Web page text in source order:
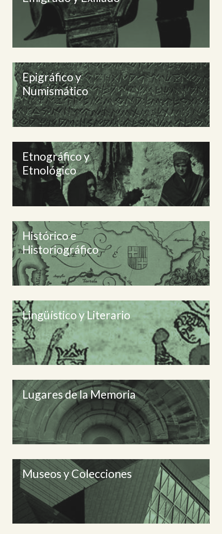
Epigráfico y
Numismático
Etnográfico y
Etnológico
Histórico e
Historiográfico
Lingüístico y Literario
Lugares de la Memoria
Museos y Colecciones